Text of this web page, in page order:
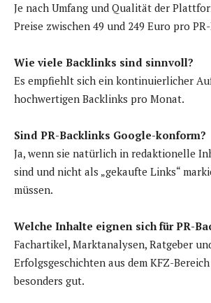
Je nach Umfang und Qualität der
Preise zwischen 49 und 249 Euro pro
Wie viele Backlinks sind sinnvoll?
Es empfiehlt sich ein kontinuierlicher
hochwertigen Backlinks pro Monat.
Sind PR-Backlinks Google-konform?
Ja, wenn sie natürlich in redaktionelle
sind und nicht als „gekaufte Links“
müssen.
Welche Inhalte eignen sich für PR-
Fachartikel, Marktanalysen, Ratgeber
Erfolgsgeschichten aus dem KFZ-
besonders gut.